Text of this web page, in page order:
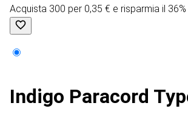
Acquista 300 per 0,35 € e risparmia il 36%
Indigo Paracord